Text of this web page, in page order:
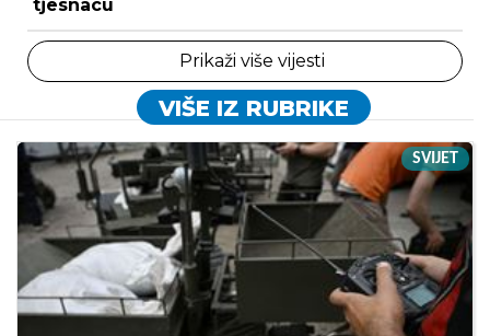
tjesnacu
Prikaži više vijesti
VIŠE IZ RUBRIKE
SVIJET